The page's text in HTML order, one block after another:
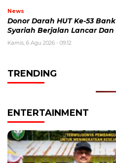
News
Donor Darah HUT Ke-53
Syariah Berjalan Lancar Dan
Kamis, 6 Agu 2026 - 09:12
TRENDING
ENTERTAINMENT